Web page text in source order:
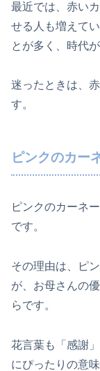
最近では、赤い
せる人も増えて
とが多く、時代
迷ったときは、
す。
ピンクのカー
ピンクのカーネ
です。
その理由は、ピ
が、お母さんの
らです。
花言葉も「感謝
にぴったりの意